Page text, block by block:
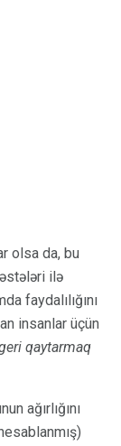
olsa da, bu
ilə
faydalılığını
insanlar üçün
qaytarmaq
ağırlığını